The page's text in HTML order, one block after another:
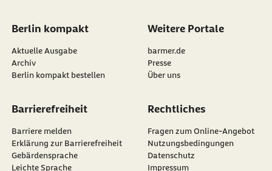
Berlin kompakt
Aktuelle Ausgabe
Archiv
Berlin kompakt bestellen
Weitere Portale
barmer.de
Presse
Über uns
Barrierefreiheit
Barriere melden
Erklärung zur Barrierefreiheit
Gebärdensprache
Leichte Sprache
Rechtliches
Fragen zum Online-Angebot
Nutzungsbedingungen
Datenschutz
Impressum